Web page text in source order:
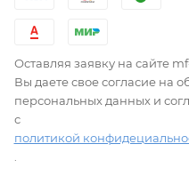
Оставляя заявку на сайте
Вы даете свое согласие на
персональных данных и
с
политикой